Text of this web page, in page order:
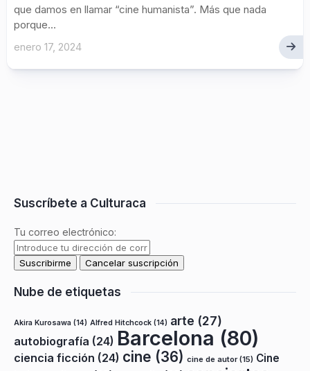
que damos en llamar “cine humanista”. Más que nada
porque...
enero 17, 2024
Suscríbete a Culturaca
Tu correo electrónico:
Nube de etiquetas
Akira Kurosawa (14) Alfred Hitchcock (14) arte (27)
autobiografía (24) Barcelona (80)
ciencia ficción (24) cine (36) cine de autor(15) Cine